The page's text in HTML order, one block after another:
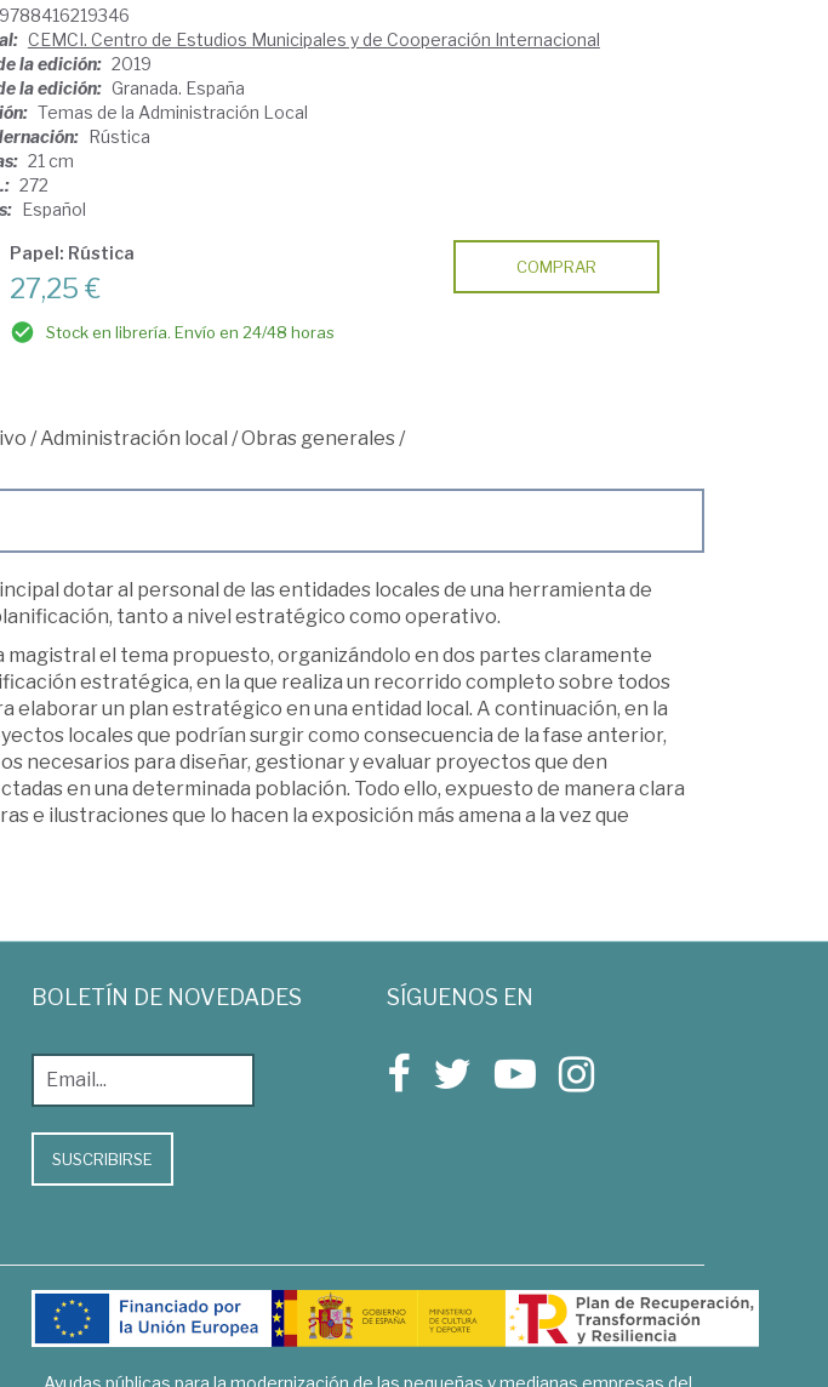
9788416219346
CEMCI. Centro de Estudios Municipales y de Cooperación Internacional
la edición: 2019
la edición: Granada. España
Temas de la Administración Local
Rústica
21 cm
272
Español
Papel: Rústica
27,25 €
Stock en librería. Envío en 24/48 horas
COMPRAR
/Administración local /Obras generales/
dotar al personal de las entidades locales de una herramienta de
tanto a nivel estratégico como operativo.
magistral el tema propuesto, organizándolo en dos partes claramente
estratégica, en la que realiza un recorrido completo sobre todos
elaborar un plan estratégico en una entidad local. A continuación, en la
locales que podrían surgir como consecuencia de la fase anterior,
necesarios para diseñar, gestionar y evaluar proyectos que den
en una determinada población. Todo ello, expuesto de manera clara
e ilustraciones que lo hacen la exposición más amena a la vez que
BOLETÍN DE NOVEDADES
SUSCRIBIRSE
SÍGUENOS EN
Ayudas públicas para la modernización de las pequeñas y medianas empresas del